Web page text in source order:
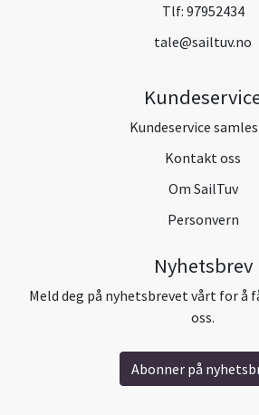
Tlf: 97952434
tale@sailtuv.no
Kundeservice
Kontakt oss
Om SailTuv
Personvern
Nyhetsbrev
Meld deg på nyhetsbrevet vårt for å
oss.
Abonner på